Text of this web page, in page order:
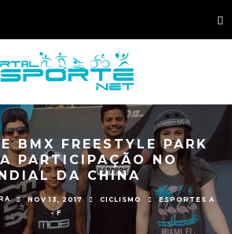
BMX FREESTYLE PARK
PARTICIPAÇÃO NO
DA CHINA
NOV 13, 2017 CICLISMO
ESPORTES A
- F